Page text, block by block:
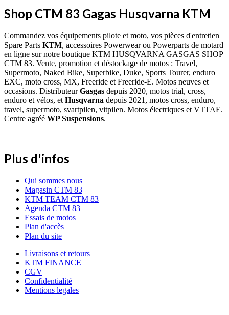
Shop CTM 83 Gagas Husqvarna KTM
Commandez vos équipements pilote et moto, vos pièces d'entretien
Spare Parts KTM, accessoires Powerwear ou Powerparts de motard
en ligne sur notre boutique KTM HUSQVARNA GASGAS SHOP
CTM 83. Vente, promotion et déstockage de motos : Travel,
Supermoto, Naked Bike, Superbike, Duke, Sports Tourer, enduro
EXC, moto cross, MX, Freeride et Freeride-E. Motos neuves et
occasions. DistributeurGasgas depuis 2020, motos trial, cross,
enduro et vélos, et Husqvarna depuis 2021, motos cross, enduro,
travel, supermoto, svartpilen, vitpilen. Motos électriques et VTTAE.
Centre agréé WP Suspensions.
Plus d'infos
Qui sommes nous
Magasin CTM 83
KTM TEAM CTM 83
Agenda CTM 83
Essais de motos
Plan d'accès
Plan du site
Livraisons et retours
KTM FINANCE
CGV
Confidentialité
Mentions legales